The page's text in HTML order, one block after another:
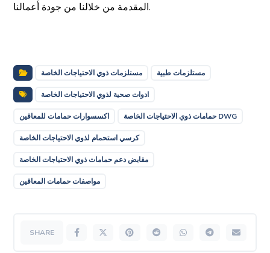
المقدمة من خلالنا من جودة أعمالنا.
مستلزمات ذوي الاحتياجات الخاصة مستلزمات طبية
ادوات صحية لذوي الاحتياجات الخاصة
اكسسوارات حمامات للمعاقين حمامات ذوي الاحتياجات الخاصة DWG
كرسي استحمام لذوي الاحتياجات الخاصة
مقابض دعم حمامات ذوي الاحتياجات الخاصة
مواصفات حمامات المعاقين